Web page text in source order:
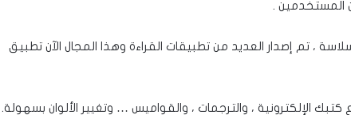
المستخدمين .
، تم إصدار العديد من تطبيقات القراءة وهذا المجال الآن تطبيق
الإلكترونية ، والترجمات ، والقواميس … وتغيير الألوان بسهولة.